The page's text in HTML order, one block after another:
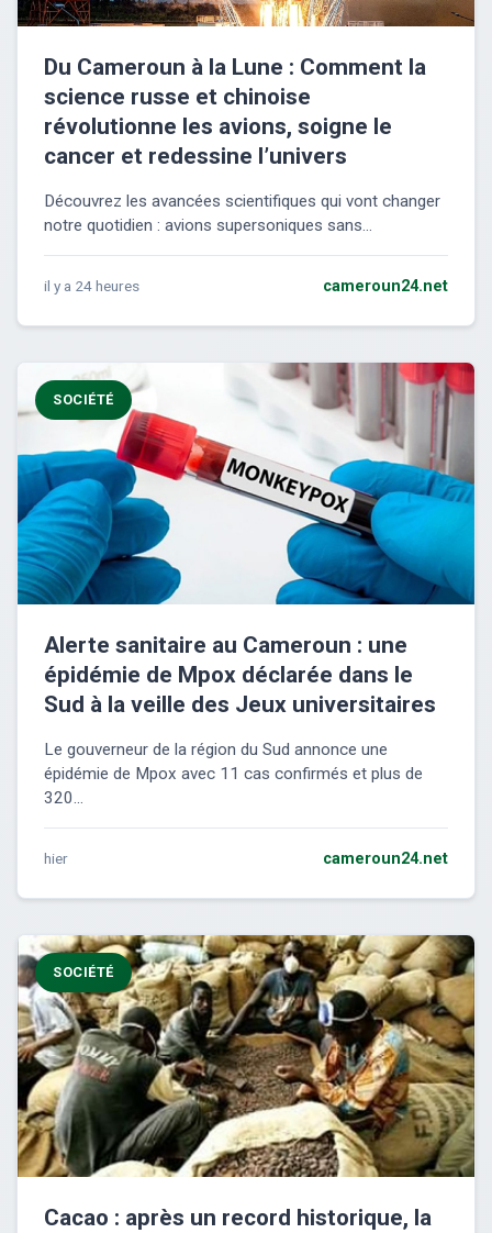
Du Cameroun à la Lune : Comment la
science russe et chinoise
révolutionne les avions, soigne le
cancer et redessine l’univers
Découvrez les avancées scientifiques qui vont changer
notre quotidien : avions supersoniques sans...
il y a 24 heures cameroun24.net
SOCIÉTÉ
Alerte sanitaire au Cameroun : une
épidémie de Mpox déclarée dans le
Sud à la veille des Jeux universitaires
Le gouverneur de la région du Sud annonce une
épidémie de Mpox avec 11 cas confirmés et plus de
320...
hier cameroun24.net
SOCIÉTÉ
Cacao : après un record historique, la